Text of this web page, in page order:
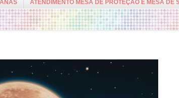
ATENDIMENTO MESA DE PROTEÇÃO E MESA DE